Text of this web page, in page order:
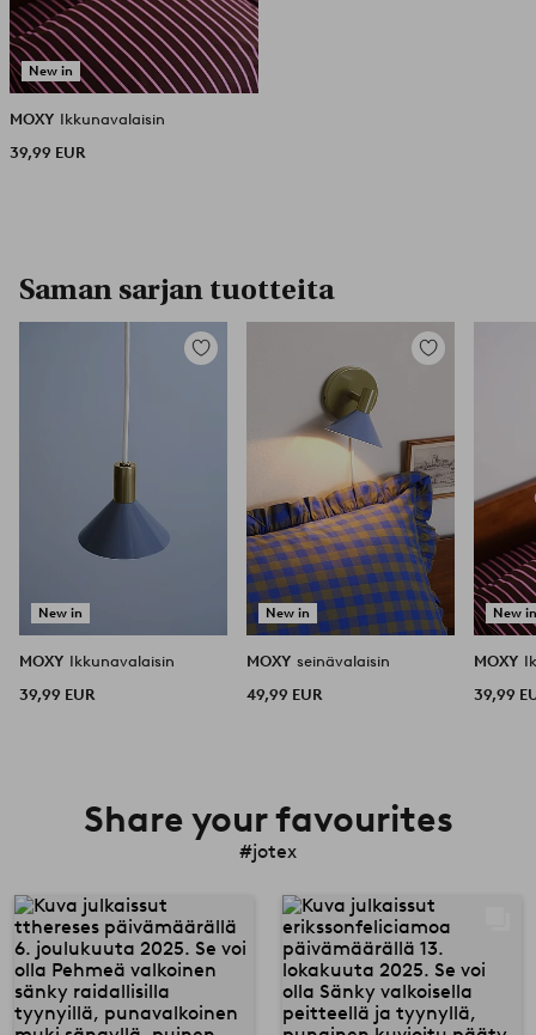
New in
MOXY Ikkunavalaisin
39,99 EUR
Saman sarjan tuotteita
New in
Lisää
MOXY Ikkunavalaisin
39,99 EUR
New in
Lisää
MOXY seinävalaisin
49,99 EUR
New
MOXY
39,99
Share your favourites
#jotex